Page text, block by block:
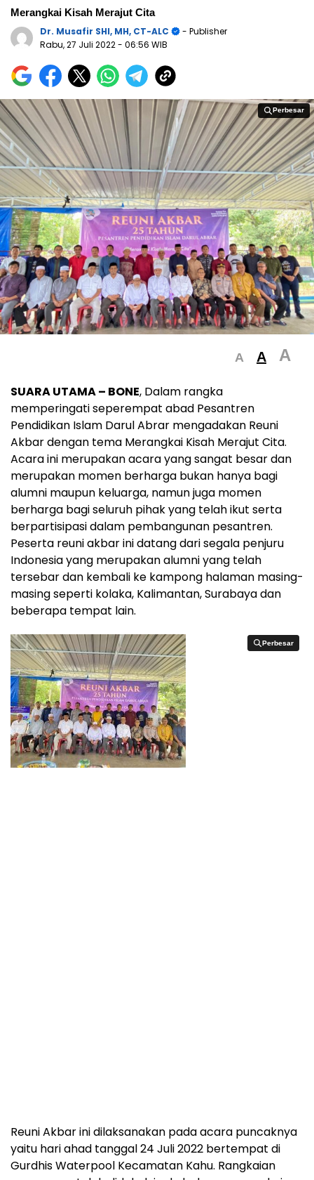
Merangkai Kisah Merajut Cita
Dr. Musafir SHI, MH, CT-ALC
- Publisher
Rabu, 27 Juli 2022- 06:56 WIB
Perbesar
Perbesar
A A A
SUARA UTAMA – BONE, Dalam rangka
memperingati seperempat abad Pesantren
Pendidikan Islam Darul Abrar mengadakan Reuni
Akbar dengan tema Merangkai Kisah Merajut Cita.
Acara ini merupakan acara yang sangat besar dan
merupakan momen berharga bukan hanya bagi
alumni maupun keluarga, namun juga momen
berharga bagi seluruh pihak yang telah ikut serta
berpartisipasi dalam pembangunan pesantren.
Peserta reuni akbar ini datang dari segala penjuru
Indonesia yang merupakan alumni yang telah
tersebar dan kembali ke kampong halaman masing-
masing seperti kolaka, Kalimantan, Surabaya dan
beberapa tempat lain.
Perbesar
Perbesar
Reuni Akbar ini dilaksanakan pada acara puncaknya
yaitu hari ahad tanggal 24 Juli 2022 bertempat di
Gurdhis Waterpool Kecamatan Kahu. Rangkaian